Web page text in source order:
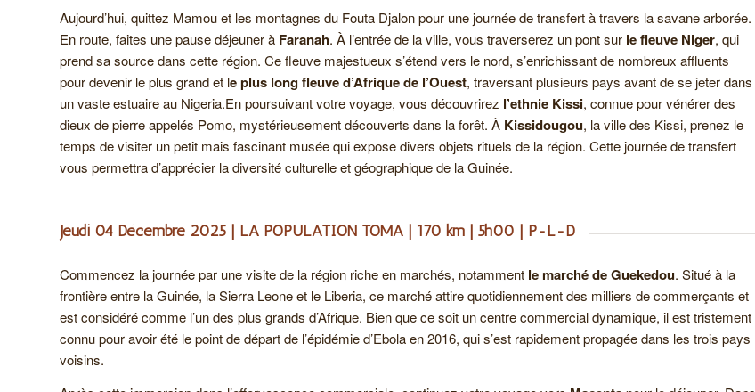
Aujourd’hui, quittez Mamou et les montagnes du Fouta Djalon pour une journée de transfert à travers la savane arborée.
En route, faites une pause déjeuner à Faranah. À l’entrée de la ville, vous traverserez un pont sur le fleuve Niger, qui
prend sa source dans cette région. Ce fleuve majestueux s’étend vers le nord, s’enrichissant de nombreux affluents
pour devenir le plus grand et le plus long fleuve d’Afrique de l’Ouest, traversant plusieurs pays avant de se jeter dans
un vaste estuaire au Nigeria.En poursuivant votre voyage, vous découvrirez l’ethnie Kissi, connue pour vénérer des
dieux de pierre appelés Pomo, mystérieusement découverts dans la forêt. À Kissidougou, la ville des Kissi, prenez le
temps de visiter un petit mais fascinant musée qui expose divers objets rituels de la région. Cette journée de transfert
vous permettra d’apprécier la diversité culturelle et géographique de la Guinée.
Jeudi 04 Décembre 2025 | LA POPULATION TOMA | 170 km | 5h00 | P-L-D
Commencez la journée par une visite de la région riche en marchés, notamment le marché de Guekedou. Situé à la
frontière entre la Guinée, la Sierra Leone et le Liberia, ce marché attire quotidiennement des milliers de commerçants et
est considéré comme l’un des plus grands d’Afrique. Bien que ce soit un centre commercial dynamique, il est tristement
connu pour avoir été le point de départ de l’épidémie d’Ebola en 2016, qui s’est rapidement propagée dans les trois pays
voisins.